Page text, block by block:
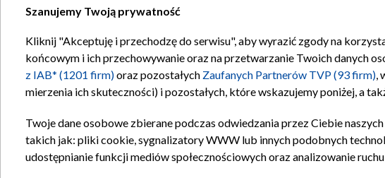
Regulamin TVP Polityka
Szanujemy Twoją prywatność
Kliknij "Akceptuję i przechodzę do serwisu", aby wyrazić zgody na
końcowym i ich przechowywanie oraz na przetwarzanie Twoich danych
z IAB* (1201 firm)oraz pozostałych Zaufanych Partnerów TVP (93 firm),
mierzenia ich skuteczności) i pozostałych, które wskazujemy poniżej, a
Twoje dane osobowe zbierane podczas odwiedzania przez Ciebie naszych
takich jak: pliki cookie, sygnalizatory WWW lub innych podobnych
udostępnianie funkcji mediów społecznościowych oraz analizowanie